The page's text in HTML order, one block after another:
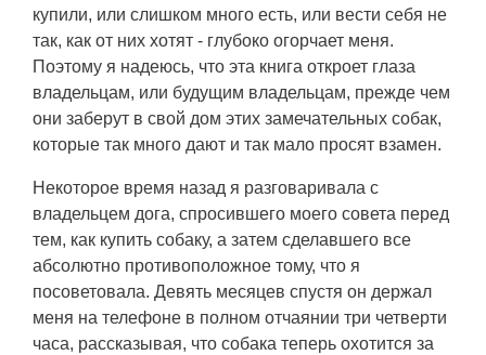
купили, или слишком много есть, или вести себя не
так, как от них хотят - глубоко огорчает меня.
Поэтому я надеюсь, что эта книга откроет глаза
владельцам, или будущим владельцам, прежде чем
они заберут в свой дом этих замечательных собак,
которые так много дают и так мало просят взамен.
Некоторое время назад я разговаривала с
владельцем дога, спросившего моего совета перед
тем, как купить собаку, а затем сделавшего все
абсолютно противоположное тому, что я
посоветовала. Девять месяцев спустя он держал
меня на телефоне в полном отчаянии три четверти
часа, рассказывая, что собака теперь охотится за